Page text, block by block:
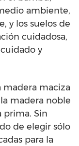
ambiente,
y los suelos de
cuidadosa,
y
madera maciza
madera noble
prima. Sin
de elegir sólo
para la